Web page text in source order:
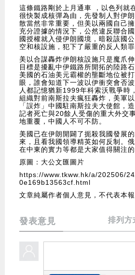
這條鐵路剛於上月通車 ，以色列就
很快製成核彈為由，先發制人對伊
散當然非常重要，但美以兩國自己
充分證據的情況下，公然違反聯合
國授權就入侵伊朗國境，暗殺該國
空和核設施，犯下了嚴重的反人類罪
美以合謀轟炸伊朗核設施只是魔爪
目標是擾亂中伊鐵路所開拓的陸路
美國的石油美元霸權的壟斷地位被
眼，誰會知道下一波以伊衝突會否
人都記憶猶新1999年科索沃戰爭時
組織對前南斯拉夫瘋狂轟炸，美軍
「誤炸」中國駐南斯拉夫大使館，
記者死亡與20餘人受傷的重大外交
地重覆，中國人不可不防。
美國已在伊朗開闢了扼殺我國發展
來，且看我國領導精英如何反制。
在中東的實力等都是大家值得關注的
原圖：大公文匯圖片
https://www.tkww.hk/a/202506/
0e169b13563cf.html
文章純屬作者個人意見，不代表本報
發表意見 排列方